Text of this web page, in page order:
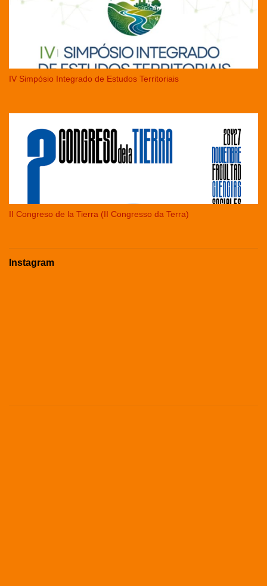
IV Simpósio Integrado de Estudos Territoriais
II Congreso de la Tierra (II Congresso da Terra)
Instagram